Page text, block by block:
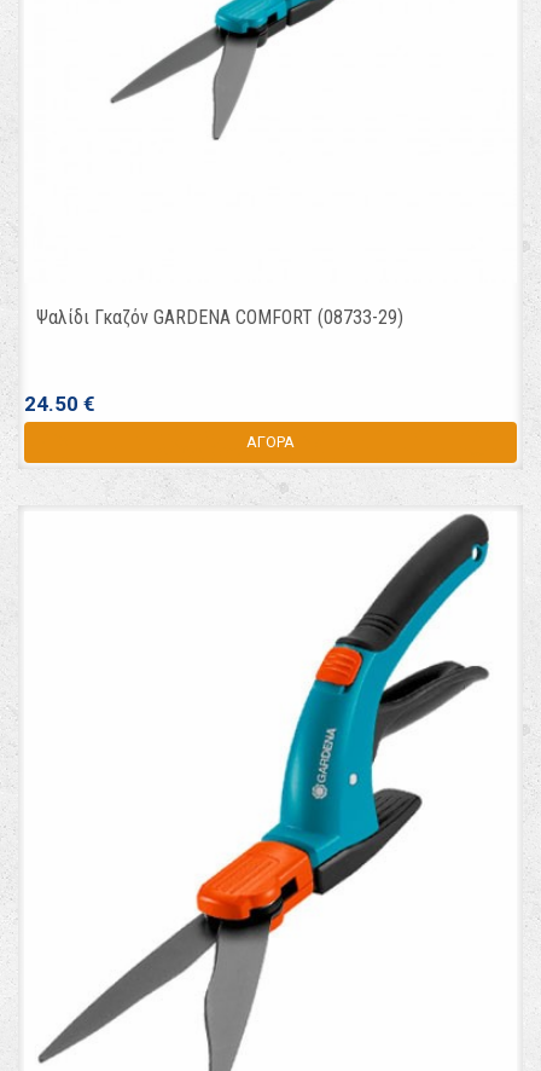
Ψαλίδι Γκαζόν GARDENA COMFORT (08733-29)
24.50 €
ΑΓΟΡΑ